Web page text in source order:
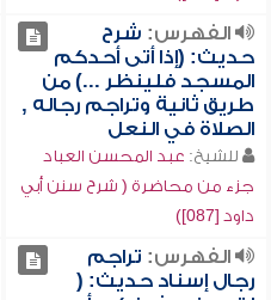
الفهرس: شرح
حديث: (إذا أتى أحدكم
المسجد فلينظر ...) من
طريق ثانية وتراجم رجاله ,
الصلاة في النعل
للشيخ: عبد المحسن العباد
جزء من محاضرة ( شرح سنن أبي
داود [087])
الفهرس: تراجم
رجال إسناد حديث: (